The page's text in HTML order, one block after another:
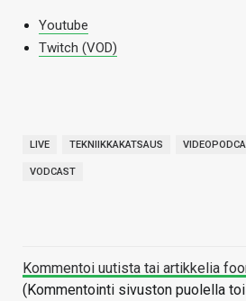
Youtube
Twitch (VOD)
LIVE TEKNIIKKAKATSAUS
VODCAST
Kommentoi uutista tai artikkelia
(Kommentointi sivuston puolella